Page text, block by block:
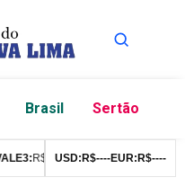
Brasil Sertão
R$76,99▼ 2,49% ITUB4:R$
USD: R$----EUR: R$----